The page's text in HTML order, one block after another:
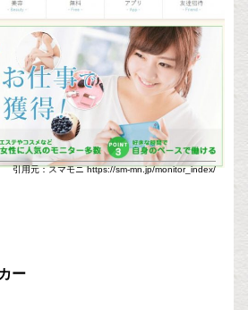
引用元：スマモニ https://sm-mn.jp/monitor_index/
ー